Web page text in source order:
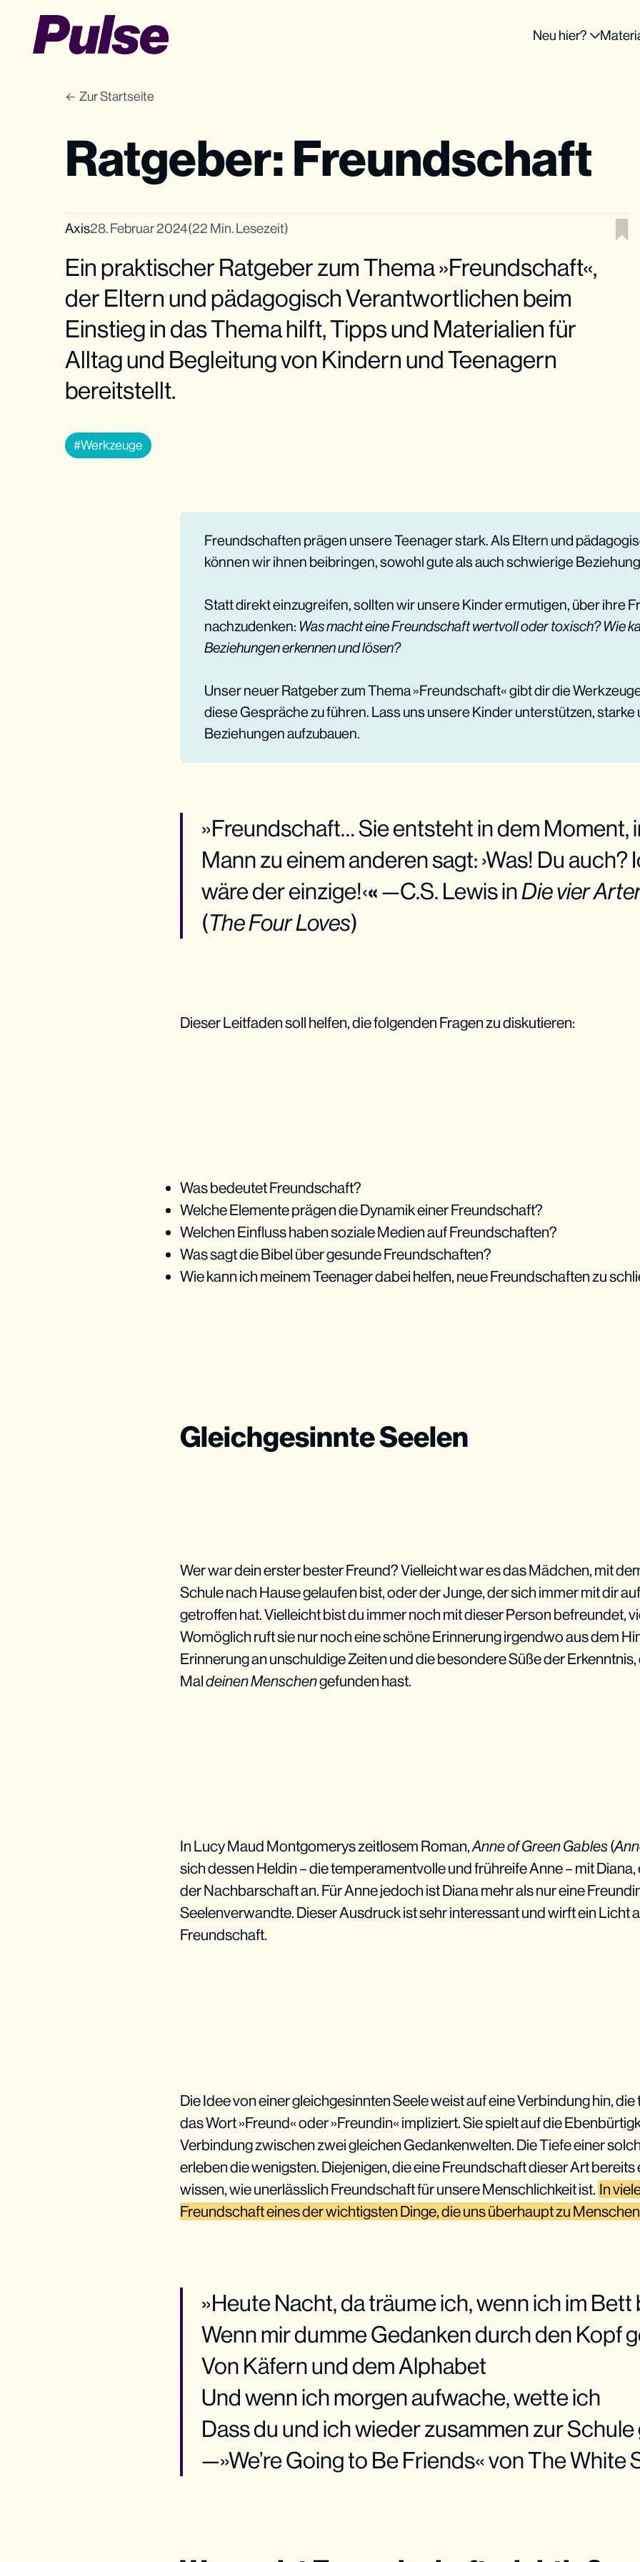
Neu hier?
Zur Startseite
Ratgeber: Freundschaft
Axis28. Februar 2024(22 Min. Lesezeit)
Ein praktischer Ratgeber zum Thema »Freundschaft«,
der Eltern und pädagogisch Verantwortlichen beim
Einstieg in das Thema hilft, Tipps und Materialien für
Alltag und Begleitung von Kindern und Teenagern
bereitstellt.
Werkzeuge
Freundschaften prägen unsere Teenager stark. Als Eltern und
können wir ihnen beibringen, sowohl gute als auch schwierige
Statt direkt einzugreifen, sollten wir unsere Kinder ermutigen, über ihre
nachzudenken: Was macht eine Freundschaft wertvoll oder toxisch? Wie
Beziehungen erkennen und lösen?
Unser neuer Ratgeber zum Thema »Freundschaft« gibt dir die
diese Gespräche zu führen. Lass uns unsere Kinder unterstützen, starke
Beziehungen aufzubauen.
»Freundschaft… Sie entsteht in dem Moment,
Mann zu einem anderen sagt: ›Was! Du auch?
wäre der einzige!‹«—C.S. Lewis inDie vier
(The Four Loves)
Dieser Leitfaden soll helfen, die folgenden Fragen zu diskutieren:
Was bedeutet Freundschaft?
Welche Elemente prägen die Dynamik einer Freundschaft?
Welchen Einfluss haben soziale Medien auf Freundschaften?
Was sagt die Bibel über gesunde Freundschaften?
Wie kann ich meinem Teenager dabei helfen, neue Freundschaften zu
Gleichgesinnte Seelen
Wer war dein erster bester Freund? Vielleicht war es das Mädchen, mit
Schule nach Hause gelaufen bist, oder der Junge, der sich immer mit dir
getroffen hat. Vielleicht bist du immer noch mit dieser Person befreundet,
Womöglich ruft sie nur noch eine schöne Erinnerung irgendwo aus dem
Erinnerung an unschuldige Zeiten und die besondere Süße der
Maldeinen Menschengefunden hast.
In Lucy Maud Montgomerys zeitlosem Roman,Anne of Green Gables(
sich dessen Heldin – die temperamentvolle und frühreife Anne – mit
der Nachbarschaft an. Für Anne jedoch ist Diana mehr als nur eine
Seelenverwandte. Dieser Ausdruck ist sehr interessant und wirft ein Licht
Freundschaft.
Die Idee von einer gleichgesinnten Seele weist auf eine Verbindung hin,
das Wort »Freund« oder »Freundin« impliziert. Sie spielt auf die
Verbindung zwischen zwei gleichen Gedankenwelten. Die Tiefe einer
erleben die wenigsten. Diejenigen, die eine Freundschaft dieser Art
wissen, wie unerlässlich Freundschaft für unsere Menschlichkeit ist. In
Freundschaft eines der wichtigsten Dinge, die uns überhaupt zu
»Heute Nacht, da träume ich, wenn ich im Bett
Wenn mir dumme Gedanken durch den Kopf
Von Käfern und dem Alphabet
Und wenn ich morgen aufwache, wette ich
Dass du und ich wieder zusammen zur Schule
—»We’re Going to Be Friends« von The White